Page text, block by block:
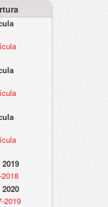
2019